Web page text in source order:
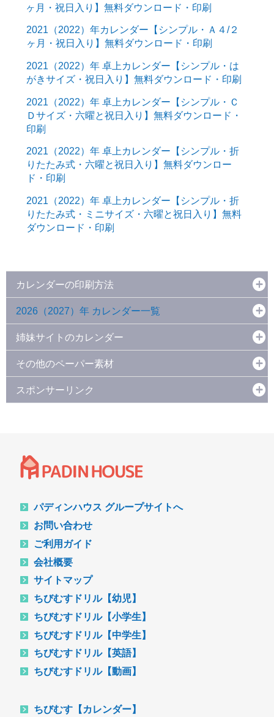
ヶ月・祝日入り】無料ダウンロード・印刷
2021（2022）年カレンダー【シンプル・Ａ４/２
ヶ月・祝日入り】無料ダウンロード・印刷
2021（2022）年 卓上カレンダー【シンプル・は
がきサイズ・祝日入り】無料ダウンロード・印刷
2021（2022）年 卓上カレンダー【シンプル・Ｃ
Ｄサイズ・六曜と祝日入り】無料ダウンロード・
印刷
2021（2022）年 卓上カレンダー【シンプル・折
りたたみ式・六曜と祝日入り】無料ダウンロー
ド・印刷
2021（2022）年 卓上カレンダー【シンプル・折
りたたみ式・ミニサイズ・六曜と祝日入り】無料
ダウンロード・印刷
カレンダーの印刷方法
2026（2027）年 カレンダー一覧
姉妹サイトのカレンダー
その他のペーパー素材
スポンサーリンク
パディンハウス グループサイトへ
お問い合わせ
ご利用ガイド
会社概要
サイトマップ
ちびむすドリル【幼児】
ちびむすドリル【小学生】
ちびむすドリル【中学生】
ちびむすドリル【英語】
ちびむすドリル【動画】
ちびむす【カレンダー】